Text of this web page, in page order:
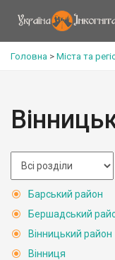
Головна > Міста та
Барський район
Бершадський
Вінницький район
Вінниця